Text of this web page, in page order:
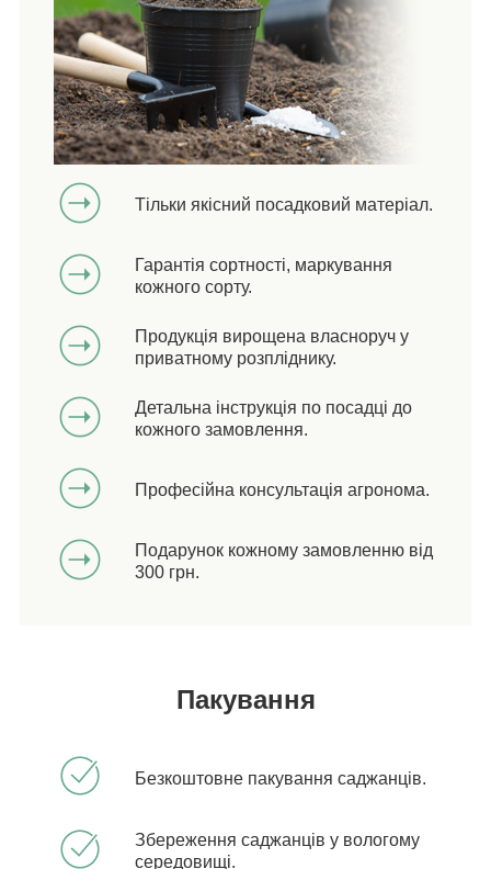
Тільки якісний посадковий матеріал.
Гарантія сортності, маркування
кожного сорту.
Продукція вирощена власноруч у
приватному розпліднику.
Детальна інструкція по посадці до
кожного замовлення.
Професійна консультація агронома.
Подарунок кожному замовленню від
300 грн.
Пакування
Безкоштовне пакування саджанців.
Збереження саджанців у вологому
середовищі.